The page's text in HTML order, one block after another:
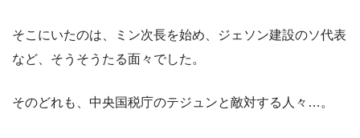
そこにいたのは、ミン次長を始め、ジェソン建設のソ代表
など、そうそうたる面々でした。
そのどれも、中央国税庁のテジュンと敵対する人々…。